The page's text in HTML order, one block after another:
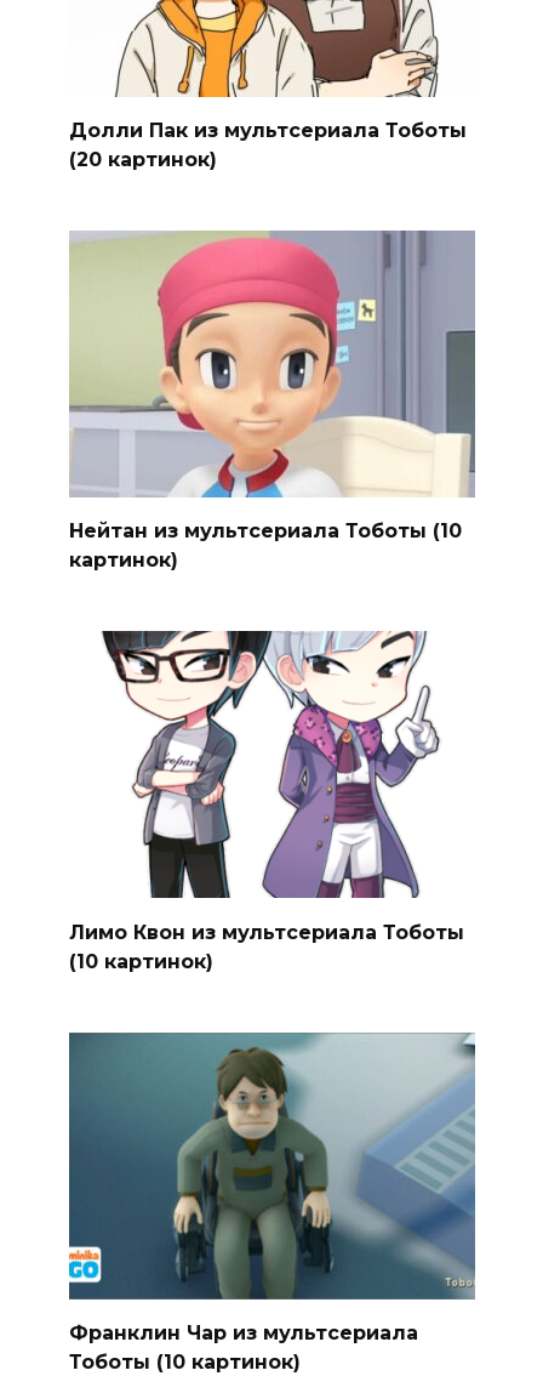
Долли Пак из мультсериала Тоботы
(20 картинок)
Нейтан из мультсериала Тоботы (10
картинок)
Лимо Квон из мультсериала Тоботы
(10 картинок)
Франклин Чар из мультсериала
Тоботы (10 картинок)